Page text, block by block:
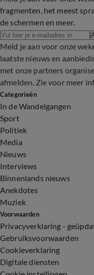
fragmenten, het meest
de schermen en meer.
Meld je aan voor onze
laatste nieuws en
met onze partners
afmelden. Zie voor meer
Categorieën
In de Wandelgangen
Sport
Politiek
Media
Nieuws
Interviews
Binnenlands nieuws
Anekdotes
Muziek
Voorwaarden
Privacyverklaring -
Gebruiksvoorwaarden
Cookieverklaring
Digitale diensten